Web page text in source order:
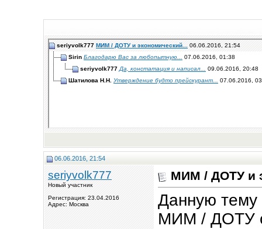
seriyvolk777 МИМ / ДОТУ и экономический... 06.06.2016, 21:54
Sirin Благодарю Вас за любопытную... 07.06.2016, 01:38
seriyvolk777 Да, констатация и написал... 09.06.2016, 20:48
Шатилова Н.Н.
Утверждение будто прейскурант... 07.06.2016,
06.06.2016, 21:54
seriyvolk777
Новый участник
Регистрация: 23.04.2016
Адрес: Москва
МИМ / ДОТУ и
Данную тему
МИМ / ДОТУ